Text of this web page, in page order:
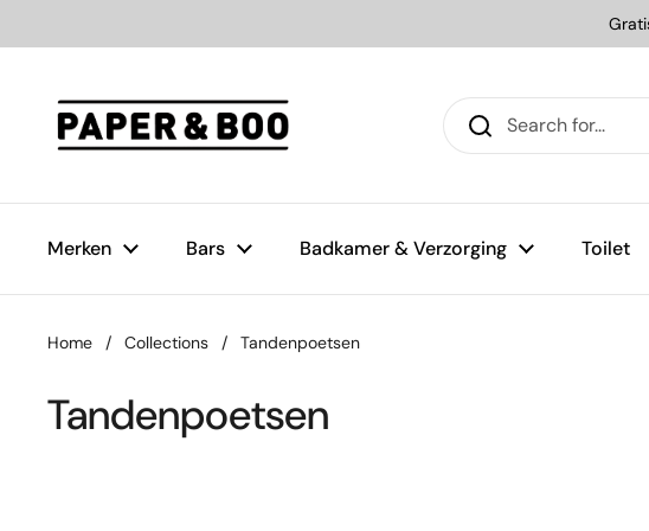
Merken Bars Badkamer & Verzorging Toilet
Home / Collections / Tandenpoetsen
Tandenpoetsen